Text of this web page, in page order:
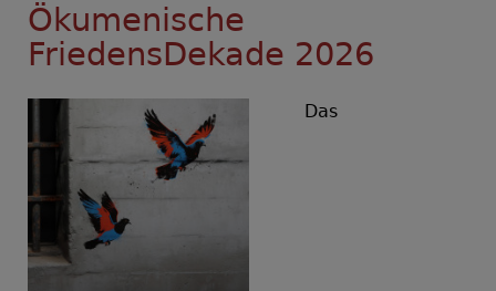
Ökumenische
FriedensDekade 2026
Das